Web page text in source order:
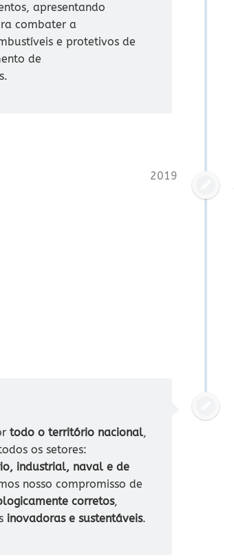
apresentando
combater a
e protetivos de
de
2019
todo o território nacional,
os setores:
industrial, naval e de
nosso compromisso de
corretos,
inovadoras e sustentáveis.